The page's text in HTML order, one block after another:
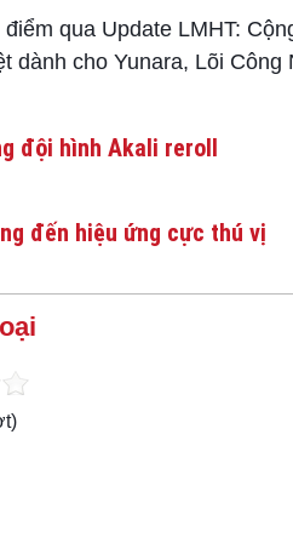
qua Update LMHT:
dành cho Yunara, Lõi
đội hình Akali reroll
đến hiệu ứng cực thú vị